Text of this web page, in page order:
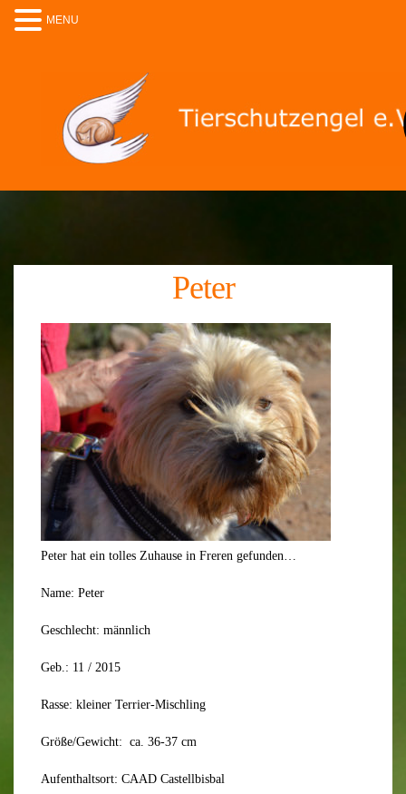
Peter
Peter hat ein tolles Zuhause in Freren gefunden…
Name: Peter
Geschlecht: männlich
Geb.: 11 / 2015
Rasse: kleiner Terrier-Mischling
Größe/Gewicht: ca. 36-37 cm
Aufenthaltsort: CAAD Castellbisbal
MENU